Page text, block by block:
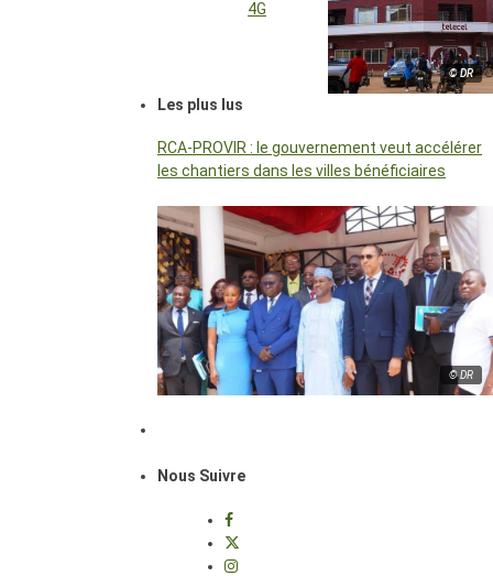
© DR
4G
Les plus lus
RCA-PROVIR : le gouvernement veut accélérer
les chantiers dans les villes bénéficiaires
© DR
Nous Suivre